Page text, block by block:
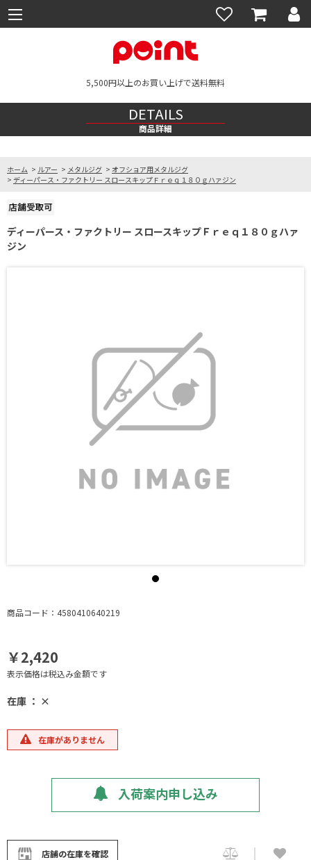
5,500円以上のお買い上げで送料無料
DETAILS
商品詳細
ホーム > ルアー > メタルジグ > オフショア用メタルジグ
> ディーパース・ファクトリー スロースキップＦｒｅｑ１８０ｇハァジン
ディーパース・ファクトリー スロースキップＦｒｅｑ１８０ｇハァ
ジン
商品コード：4580410640219
￥2,420
表示価格は税込み金額です
在庫 ： ×
在庫がありません
入荷案内申し込み
店舗の在庫を確認